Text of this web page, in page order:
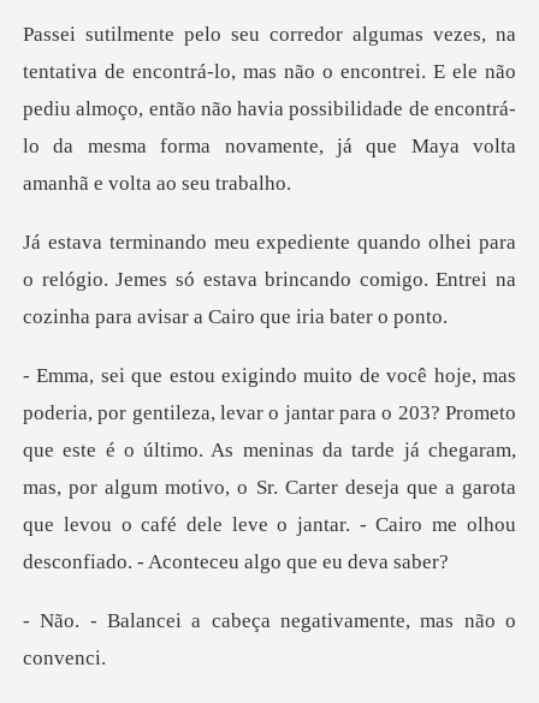
as não o encontrei. E ele não
pediu almoço, então não havia possibilidade de enco
o relógio. Jemes só estava brincando comigo. Entrei
ometo
que este é o último. As meninas da tarde já chegaram,
mas, por algum motivo, o Sr. Carter deseja que a
cabeça negativamente